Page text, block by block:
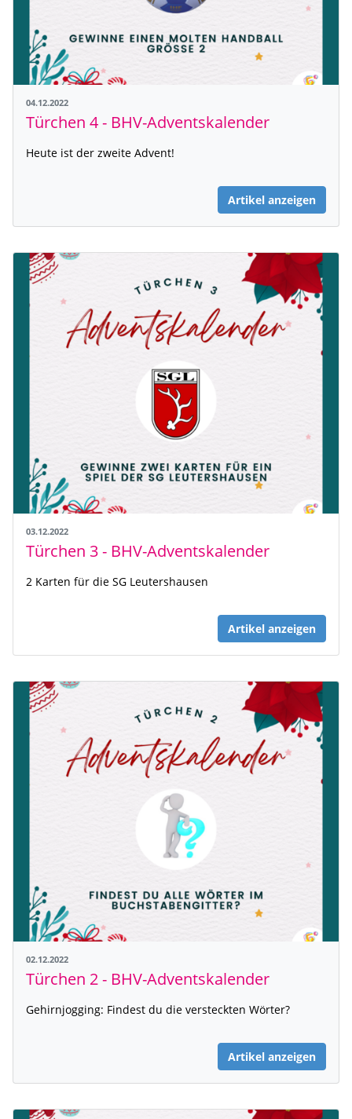
04.12.2022
Türchen 4 - BHV-Adventskalender
Heute ist der zweite Advent!
Artikel anzeigen
03.12.2022
Türchen 3 - BHV-Adventskalender
2 Karten für die SG Leutershausen
Artikel anzeigen
02.12.2022
Türchen 2 - BHV-Adventskalender
Gehirnjogging: Findest du die versteckten Wörter?
Artikel anzeigen